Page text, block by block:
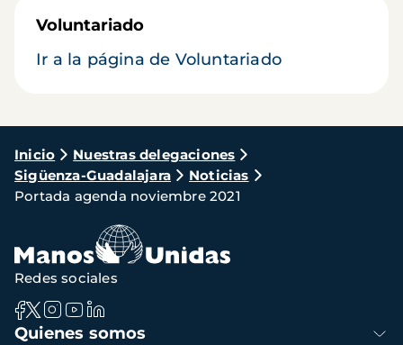
Voluntariado
Ir a la página de Voluntariado
Ruta
de
navegación
Inicio
Nuestras delegaciones
Sigüenza-Guadalajara
Noticias
Portada agenda noviembre 2021
Navegación
Quienes somos
Redes sociales